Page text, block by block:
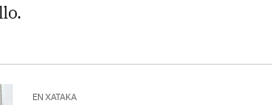
EN XATAKA